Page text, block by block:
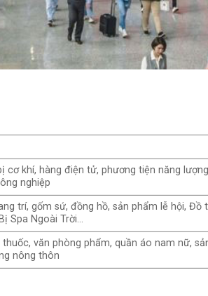
khí, hàng điện tử, phương tiện năng
nghiệp
trí, gốm sứ, đồng hồ, sản phẩm lễ hội,
Spa Ngoài Trời…
văn phòng phẩm, quần áo nam nữ,
nông thôn